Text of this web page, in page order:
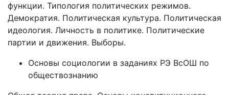
функции. Типология политических режимов.
Демократия. Политическая культура. Политическая
идеология. Личность в политике. Политические
партии и движения. Выборы.
Основы социологии в заданиях РЭ ВсОШ по
обществознанию